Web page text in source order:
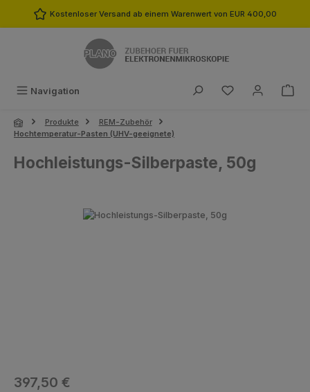
Zum Hauptinhalt springen
Kostenloser Versand ab einem Warenwert von EUR 400,00
Navigation Du hast 0
Produkte
REM-Zubehör
Hochtemperatur-Pasten (UHV-geeignete)
Hochleistungs-Silberpaste, 50g
Bildergalerie überspringen
Regulärer Preis:
397,50 €